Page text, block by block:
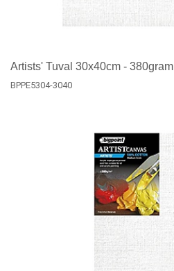
Artists' Tuval 30x40cm - 380gram
BPPE5304-3040